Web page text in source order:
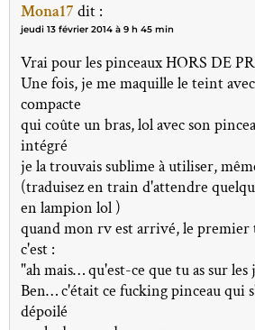
Mona17 dit :
jeudi 13 février 2014 à 9 h 45 min
Vrai pour les pinceaux HORS DE
Une fois, je me maquille le teint
compacte
qui coûte un bras, lol avec son
intégré
je la trouvais sublime à utiliser,
(traduisez en train d'attendre
en lampion lol )
quand mon rv est arrivé, le premier
c'est :
"ah mais… qu'est-ce que tu as sur les
Ben… c'était ce fucking pinceau qui
dépoilé